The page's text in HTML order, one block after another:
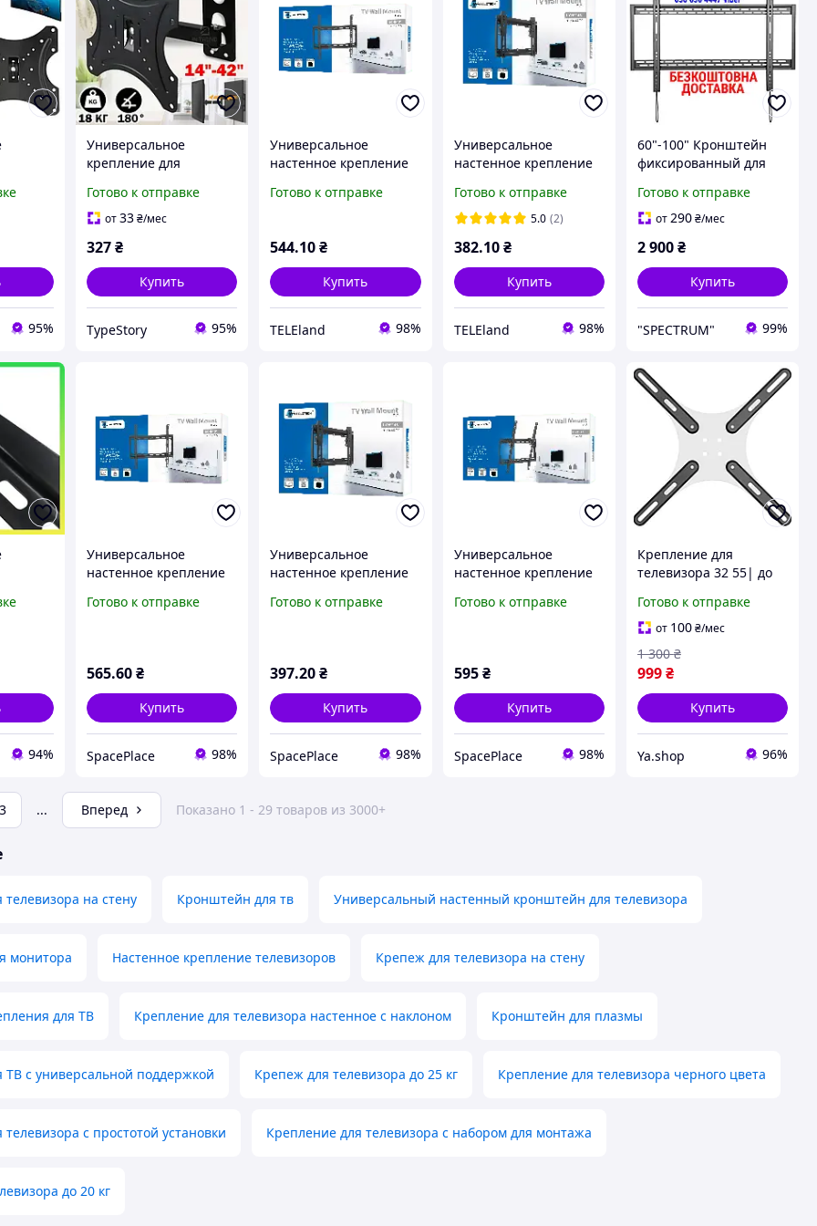
14-
95%
Универсальное
крепление для
302W, поворотное, 14-
42", до 35 кг 4740
Готово к отправке
от33₴/мес
327₴
Купить
TypeStory 95%
Универсальное
настенное крепление
55 дюймов)VESA: 75x75,
Готово к отправке
544.10₴
Купить
TELEland 98%
Универсальное
настенное крепление
42 дюйма) с
регулировкой по
Готово к отправке
5.0 (2)
382.10 ₴
Купить
TELEland 98%
60"-100" Кронштейн
фиксированный для
ITech PLB-100
Универсальное
для больших
телевизоров
Готово к отправке
от290₴/мес
2 900₴
Купить
"SPECTRUM" 99%
94%
Универсальное
настенное крепление
55 дюймов) LP34-44F
Готово к отправке
565.60₴
Купить
SpacePlace 98%
Универсальное
настенное крепление
42 дюйма) LP34-22T с
Готово к отправке
397.20₴
Купить
SpacePlace 98%
Универсальное
настенное крепление
55 дюймов) LP34-44T с
Готово к отправке
595 ₴
Купить
SpacePlace 98%
Крепление для
телевизора 32 55| до
универсальная
металлическая планка
VESA для ТВ и
монитора
Готово к отправке
от 100₴/мес
999₴
1 300 ₴
Купить
Ya.shop 96%
3 ... Вперед Показано 1 - 29 товаров из 3000+
на стену Кронштейн для тв Универсальный настенный кронштейн для телевизора
монитора Настенное крепление телевизоров Крепеж для телевизора на стену
для ТВ Крепление для телевизора настенное с наклоном Кронштейн для плазмы
ТВ с универсальной поддержкой Крепеж для телевизора до 25 кг Крепление для телевизора черного цвета
с простотой установки Крепление для телевизора с набором для монтажа
до 20 кг